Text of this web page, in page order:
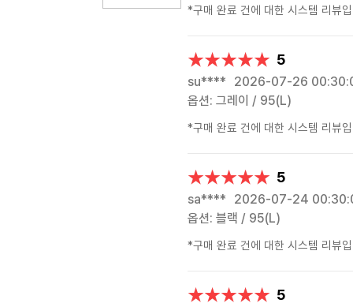
*구매 완료 건에 대한 시스템 리뷰
★★★★★
★★★★★ 5
su**** 2026-07-26
옵션: 그레이 / 95(L)
*구매 완료 건에 대한 시스템 리뷰
★★★★★
★★★★★ 5
sa**** 2026-07-24
옵션: 블랙 / 95(L)
*구매 완료 건에 대한 시스템 리뷰
★★★★★
★★★★★ 5